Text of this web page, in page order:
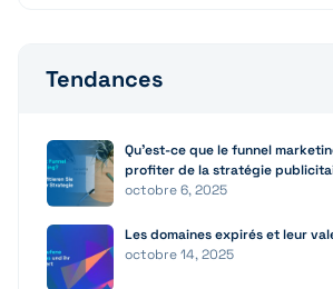
Tendances
Qu’est-ce que le funnel
profiter de la stratégie
octobre 6, 2025
Les domaines expirés et leur
octobre 14, 2025